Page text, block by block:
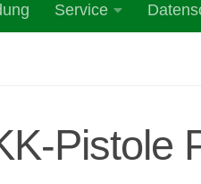
Service
Pistole